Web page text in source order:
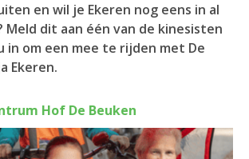
en wil je Ekeren nog eens in al
Meld dit aan één van de kinesisten
in om een mee te rijden met De
Ekeren.
Hof De Beuken